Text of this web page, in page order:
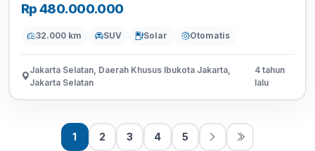
Rp 480.000.000
32.000 km SUV Solar Otomatis
Jakarta Selatan, Daerah Khusus Ibukota Jakarta,
Jakarta Selatan
4 tahun
lalu
1 2 3 4 5